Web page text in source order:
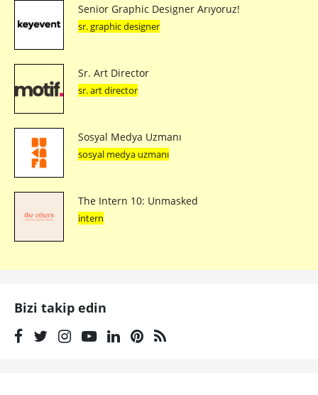
Senior Graphic Designer Arıyoruz!
sr. graphic designer
Sr. Art Director
sr. art director
Sosyal Medya Uzmanı
sosyal medya uzmanı
The Intern 10: Unmasked
intern
Bizi takip edin